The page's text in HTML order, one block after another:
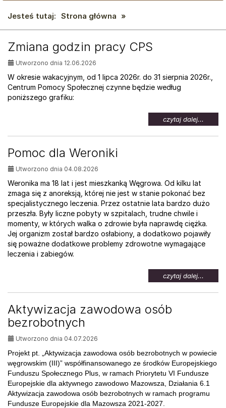
Jesteś tutaj: Strona główna »
AKTUALNOŚCI:
Zmiana godzin pracy CPS
Utworzono dnia 12.06.2026
W okresie wakacyjnym, od 1 lipca 2026r. do 31 sierpnia 2026r.,
Centrum Pomocy Społecznej czynne będzie według
poniższego grafiku:
czytaj dalej...
temat:
Zmiana
Pomoc dla Weroniki
Utworzono dnia 04.08.2026
Weronika ma 18 lat i jest mieszkanką Węgrowa. Od kilku lat
zmaga się z anoreksją, której nie jest w stanie pokonać bez
specjalistycznego leczenia. Przez ostatnie lata bardzo dużo
przeszła. Były liczne pobyty w szpitalach, trudne chwile i
momenty, w których walka o zdrowie była naprawdę ciężka.
Jej organizm został bardzo osłabiony, a dodatkowo pojawiły
się poważne dodatkowe problemy zdrowotne wymagające
leczenia i zabiegów.
czytaj dalej...
temat:
Pomoc
Aktywizacja zawodowa osób
bezrobotnych
Utworzono dnia 04.07.2026
Projekt pt. „Aktywizacja zawodowa osób bezrobotnych w powiecie
węgrowskim (III)” współfinansowanego ze środków Europejskiego
Funduszu Społecznego Plus, w ramach Priorytetu VI Fundusze
Europejskie dla aktywnego zawodowo Mazowsza, Działania 6.1
Aktywizacja zawodowa osób bezrobotnych w ramach programu
Fundusze Europejskie dla Mazowsza 2021-2027.